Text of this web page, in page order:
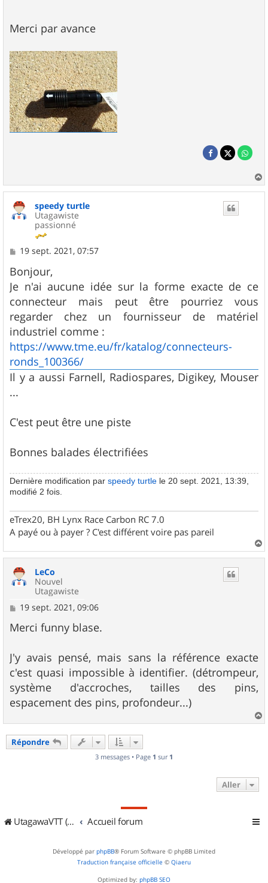
Merci par avance
a
speedy turtle
Utagawiste
passionné
M
s
s
a
g
e
19 sept. 2021, 07:57
Bonjour,
Je n'ai aucune idée sur la forme exacte de ce
connecteur mais peut être pourriez vous
regarder chez un fournisseur de matériel
industriel comme :
https://www.tme.eu/fr/katalog/connecteurs-
ronds_100366/
Il y a aussi Farnell, Radiospares, Digikey, Mouser
...
C'est peut être une piste
Bonnes balades électrifiées
Dernière modification par speedy turtle le 20 sept. 2021, 13:39,
modifié 2 fois.
eTrex20, BH Lynx Race Carbon RC 7.0
A payé ou à payer ? C'est différent voire pas pareil
a
LeCo
Nouvel
Utagawiste
M
s
s
g
e
19 sept. 2021, 09:06
Merci funny blase.
J'y avais pensé, mais sans la référence exacte
c'est quasi impossible à identifier. (détrompeur,
système d'accroches, tailles des pins,
espacement des pins, profondeur...)
a
Répondre
3 messages • Page 1 sur 1
Aller
UtagawaVTT (Randos VTT et VTTAE avec traces GPS) Accueil forum
Développé par phpBB® Forum Software © phpBB Limited
Traduction française officielle © Qiaeru
Optimized by: phpBB SEO